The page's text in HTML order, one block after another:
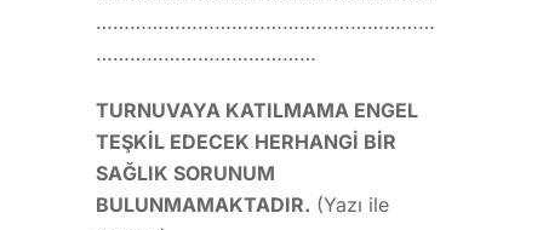
……………………………………………………
…………………………………
TURNUVAYA KATILMAMA ENGEL
TEŞKİL EDECEK HERHANGİ BİR
SAĞLIK SORUNUM
BULUNMAMAKTADIR. (Yazı ile